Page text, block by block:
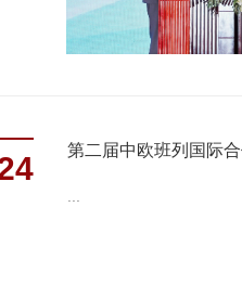
第二届中欧班列国际